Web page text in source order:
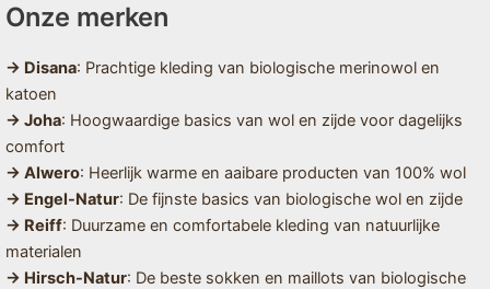
Onze merken
→ Disana: Prachtige kleding van biologische merinowol en
katoen
→ Joha: Hoogwaardige basics van wol en zijde voor dagelijks
comfort
→ Alwero: Heerlijk warme en aaibare producten van 100% wol
→ Engel-Natur: De fijnste basics van biologische wol en zijde
→ Reiff: Duurzame en comfortabele kleding van natuurlijke
materialen
→ Hirsch-Natur: De beste sokken en maillots van biologische